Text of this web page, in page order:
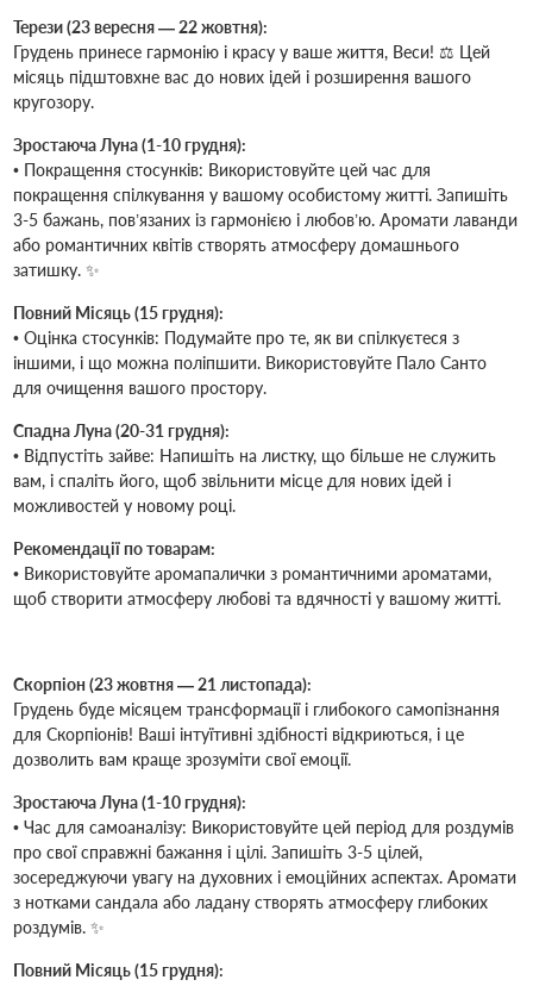
Терези (23 вересня — 22 жовтня):
Грудень принесе гармонію і красу у ваше життя, Веси! ⚖️ Цей
місяць підштовхне вас до нових ідей і розширення вашого
кругозору.
Зростаюча Луна (1-10 грудня):
• Покращення стосунків: Використовуйте цей час для
покращення спілкування у вашому особистому житті. Запишіть
3-5 бажань, пов’язаних із гармонією і любов’ю. Аромати лаванди
або романтичних квітів створять атмосферу домашнього
затишку. ✨
Повний Місяць (15 грудня):
• Оцінка стосунків: Подумайте про те, як ви спілкуєтеся з
іншими, і що можна поліпшити. Використовуйте Пало Санто
для очищення вашого простору.
Спадна Луна (20-31 грудня):
• Відпустіть зайве: Напишіть на листку, що більше не служить
вам, і спаліть його, щоб звільнити місце для нових ідей і
можливостей у новому році.
Рекомендації по товарам:
• Використовуйте аромапалички з романтичними ароматами,
щоб створити атмосферу любові та вдячності у вашому житті.
Скорпіон (23 жовтня — 21 листопада):
Грудень буде місяцем трансформації і глибокого самопізнання
для Скорпіонів! Ваші інтуїтивні здібності відкриються, і це
дозволить вам краще зрозуміти свої емоції.
Зростаюча Луна (1-10 грудня):
• Час для самоаналізу: Використовуйте цей період для роздумів
про свої справжні бажання і цілі. Запишіть 3-5 цілей,
зосереджуючи увагу на духовних і емоційних аспектах. Аромати
з нотками сандала або ладану створять атмосферу глибоких
роздумів. ✨
Повний Місяць (15 грудня):